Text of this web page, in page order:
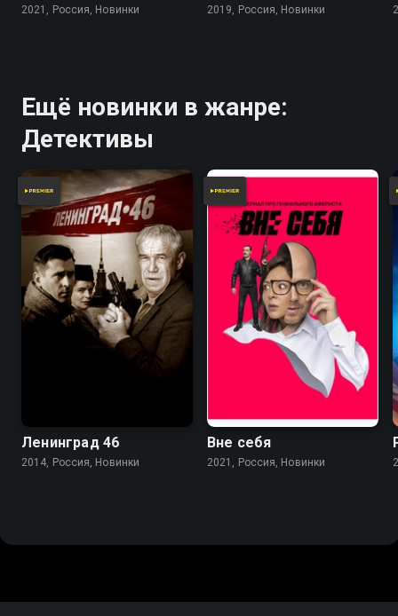
2021, Россия, Новинки 2019, Россия, Новинки
Ещё новинки в жанре:
Детективы
Ленинград 46
2014, Россия, Новинки
Вне себя
2021, Россия, Новинки